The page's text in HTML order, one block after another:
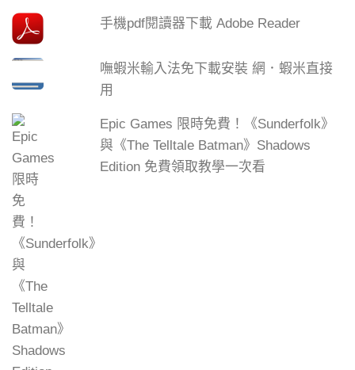
手機pdf閱讀器下載 Adobe Reader
嘸蝦米輸入法免下載安裝 網．蝦米直接
用
Epic Games 限時免費！《Sunderfolk》
與《The Telltale Batman》Shadows
Edition 免費領取教學一次看